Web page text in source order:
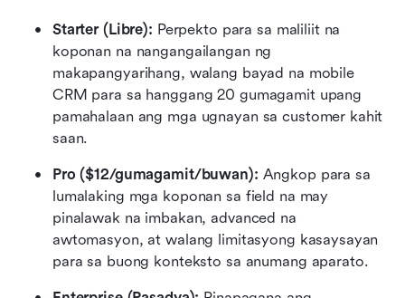
Starter (Libre): Perpekto para sa maliliit na
koponan na nangangailangan ng
makapangyarihang, walang bayad na mobile
CRM para sa hanggang 20 gumagamit upang
pamahalaan ang mga ugnayan sa customer kahit
saan.
Pro ($12/gumagamit/buwan): Angkop para sa
lumalaking mga koponan sa field na may
pinalawak na imbakan, advanced na
awtomasyon, at walang limitasyong kasaysayan
para sa buong konteksto sa anumang aparato.